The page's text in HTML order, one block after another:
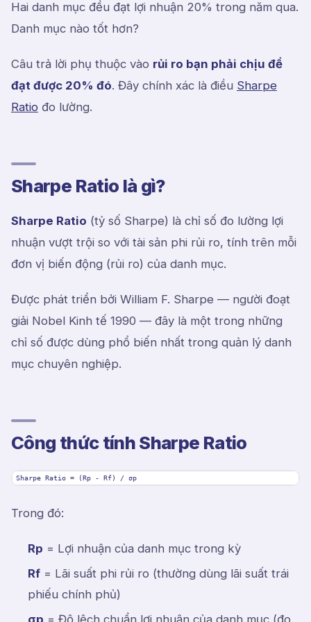
Hai danh mục đều đạt lợi nhuận 20% trong năm qua.
Danh mục nào tốt hơn?
Câu trả lời phụ thuộc vào rủi ro bạn phải chịu để
đạt được 20% đó. Đây chính xác là điều Sharpe
Ratio đo lường.
Sharpe Ratio là gì?
Sharpe Ratio (tỷ số Sharpe) là chỉ số đo lường lợi
nhuận vượt trội so với tài sản phi rủi ro, tính trên mỗi
đơn vị biến động (rủi ro) của danh mục.
Được phát triển bởi William F. Sharpe — người đoạt
giải Nobel Kinh tế 1990 — đây là một trong những
chỉ số được dùng phổ biến nhất trong quản lý danh
mục chuyên nghiệp.
Công thức tính Sharpe Ratio
Sharpe Ratio = (Rp - Rf) / σp
Trong đó:
Rp = Lợi nhuận của danh mục trong kỳ
Rf = Lãi suất phi rủi ro (thường dùng lãi suất trái
phiếu chính phủ)
σp = Độ lệch chuẩn lợi nhuận của danh mục (đo